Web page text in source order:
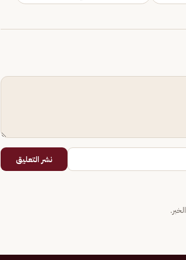
نشر التعليق